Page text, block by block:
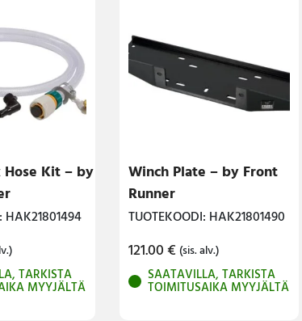
Kit – by
HAK21801494
TARKISTA
MYYJÄLTÄ
Winch Plate – by Front
Runner
TUOTEKOODI: HAK21801490
121.00€ (sis. alv.)
SAATAVILLA, TARKISTA
TOIMITUSAIKA MYYJÄLTÄ